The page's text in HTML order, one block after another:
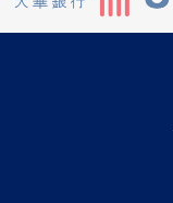
Agent Wish ปิดก